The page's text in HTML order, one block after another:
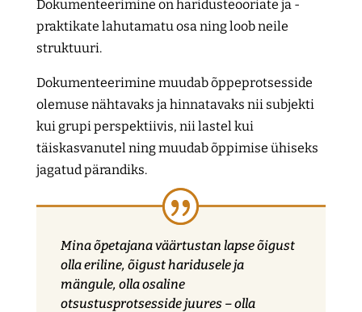
Dokumenteerimine on haridusteooriate ja -
praktikate lahutamatu osa ning loob neile
struktuuri.
Dokumenteerimine muudab õppeprotsesside
olemuse nähtavaks ja hinnatavaks nii subjekti
kui grupi perspektiivis, nii lastel kui
täiskasvanutel ning muudab õppimise ühiseks
jagatud pärandiks.
Mina õpetajana väärtustan lapse õigust
olla eriline, õigust haridusele ja
mängule, olla osaline
otsustusprotsesside juures – olla